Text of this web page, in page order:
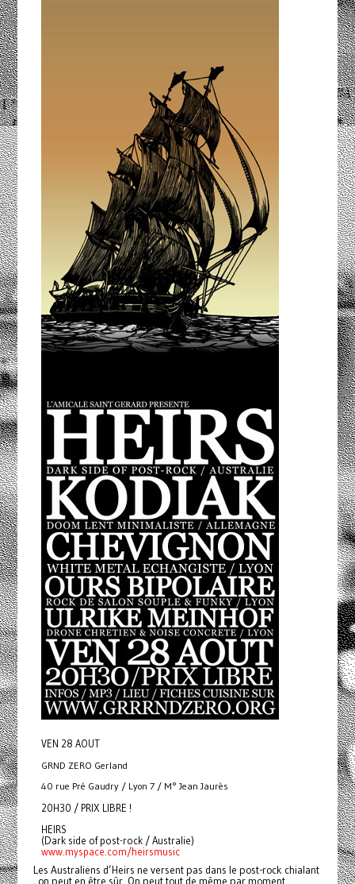
VEN 28 AOUT
GRND ZERO Gerland
40 rue Pré Gaudry / Lyon 7 / M° Jean Jaurès
20H30 / PRIX LIBRE !
HEIRS
(Dark side of post-rock / Australie)
www.myspace.com/heirsmusic
Les Australiens d’Heirs ne versent pas dans le post-rock chialant
, on peut en être sûr. On peut tout de même par moment